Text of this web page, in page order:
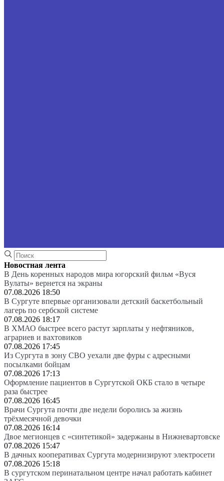
Новостная лента
В День коренных народов мира югорский фильм «Вуся
Вулаты» вернется на экраны
07.08.2026 18:50
В Сургуте впервые организовали детский баскетбольный
лагерь по сербской системе
07.08.2026 18:17
В ХМАО быстрее всего растут зарплаты у нефтяников,
аграриев и вахтовиков
07.08.2026 17:45
Из Сургута в зону СВО уехали две фуры с адресными
посылками бойцам
07.08.2026 17:13
Оформление пациентов в Сургутской ОКБ стало в четыре
раза быстрее
07.08.2026 16:45
Врачи Сургута почти две недели боролись за жизнь
трёхмесячной девочки
07.08.2026 16:14
Двое мегионцев с «синтетикой» задержаны в Нижневартовске
07.08.2026 15:47
В дачных кооперативах Сургута модернизируют электросети
07.08.2026 15:18
В сургутском перинатальном центре начал работать кабинет